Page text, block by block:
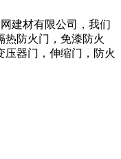
建材有限公司，我们
热防火门，免漆防火
压器门，伸缩门，防火